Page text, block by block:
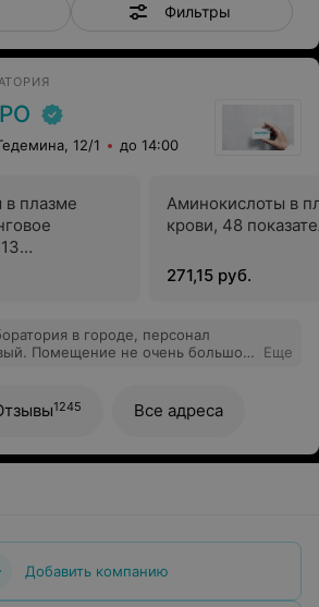
Фильтры
12/1 до 14:00
плазме
Аминокислоты в
крови, 48
271,15 руб.
в городе, персонал
Помещение не очень большое,
быстро происходит. Для меня
были достоверными и
раз Инвитро в этом очень
Еще
1245 Все адреса
Добавить компанию